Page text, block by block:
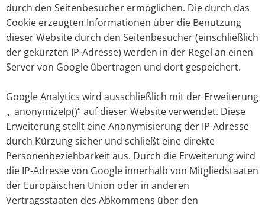
durch den Seitenbesucher ermöglichen. Die durch das
Cookie erzeugten Informationen über die Benutzung
dieser Website durch den Seitenbesucher (einschließlich
der gekürzten IP-Adresse) werden in der Regel an einen
Server von Google übertragen und dort gespeichert.
Google Analytics wird ausschließlich mit der Erweiterung
„_anonymizeIp()“ auf dieser Website verwendet. Diese
Erweiterung stellt eine Anonymisierung der IP-Adresse
durch Kürzung sicher und schließt eine direkte
Personenbeziehbarkeit aus. Durch die Erweiterung wird
die IP-Adresse von Google innerhalb von Mitgliedstaaten
der Europäischen Union oder in anderen
Vertragsstaaten des Abkommens über den